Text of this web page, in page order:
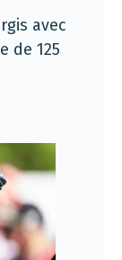
avec
de 125